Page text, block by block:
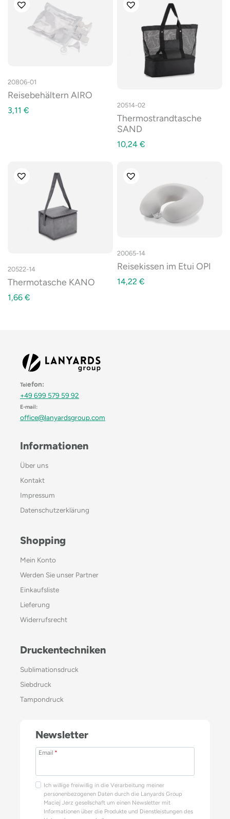
20806-01
Reisebehältern AIRO
3,11 €
20514-02
Thermostrandtasche
SAND
10,24 €
20522-14
Thermotasche KANO
1,66 €
20065-14
Reisekissen im Etui OPI
14,22 €
Telefon:
+49 699 579 59 92
E-mail:
office@lanyardsgroup.com
Informationen
Über uns
Kontakt
Impressum
Datenschutzerklärung
Shopping
Mein Konto
Werden Sie unser Partner
Einkaufsliste
Lieferung
Widerrufsrecht
Druckentechniken
Sublimationsdruck
Siebdruck
Tampondruck
Newsletter
Email *
Ich willige freiwillig in die Verarbeitung meiner
personenbezogenen Daten durch die Lanyards Group
Maciej Jerz gesellschaft um einen Newsletter mit
Informationen über die Produkte und Dienstleistungen des